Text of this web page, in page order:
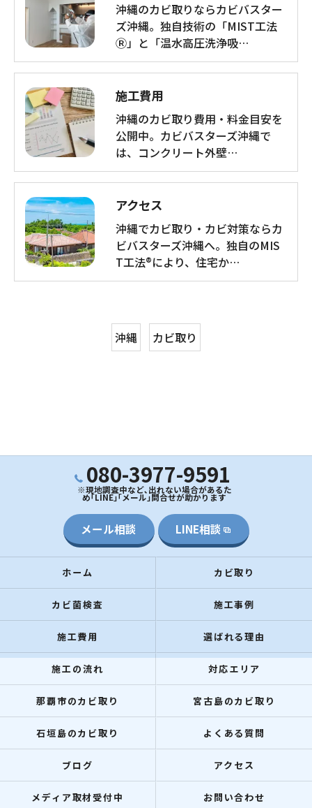
沖縄のカビ取りならカビバスター
ズ沖縄。独自技術の「MIST工法
Ⓡ」と「温水高圧洗浄吸…
施工費用
沖縄のカビ取り費用・料金目安を
公開中。カビバスターズ沖縄で
は、コンクリート外壁…
アクセス
沖縄でカビ取り・カビ対策ならカ
ビバスターズ沖縄へ。独自のMIS
T工法®により、住宅か…
沖縄 カビ取り
080-3977-9591
※現地調査中など､出れない場合があるた
め｢LINE｣｢メール｣問合せが助かります
メール相談 LINE相談
ホーム カビ取り
カビ菌検査 施工事例
施工費用 選ばれる理由
施工の流れ 対応エリア
那覇市のカビ取り 宮古島のカビ取り
石垣島のカビ取り よくある質問
ブログ アクセス
メディア取材受付中 お問い合わせ